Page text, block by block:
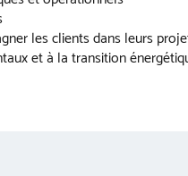
les clients dans leurs
et à la transition